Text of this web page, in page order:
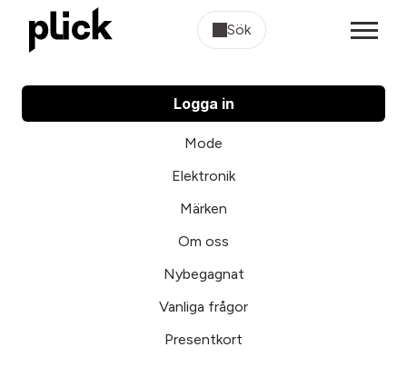
Sök
Logga in
Mode
Elektronik
Märken
Om oss
Nybegagnat
Vanliga frågor
Presentkort